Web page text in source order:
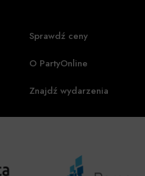
Sprawdź ceny
O PartyOnline
Znajdź wydarzenia